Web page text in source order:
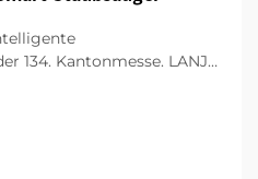
134. Kantonmesse. LANJI